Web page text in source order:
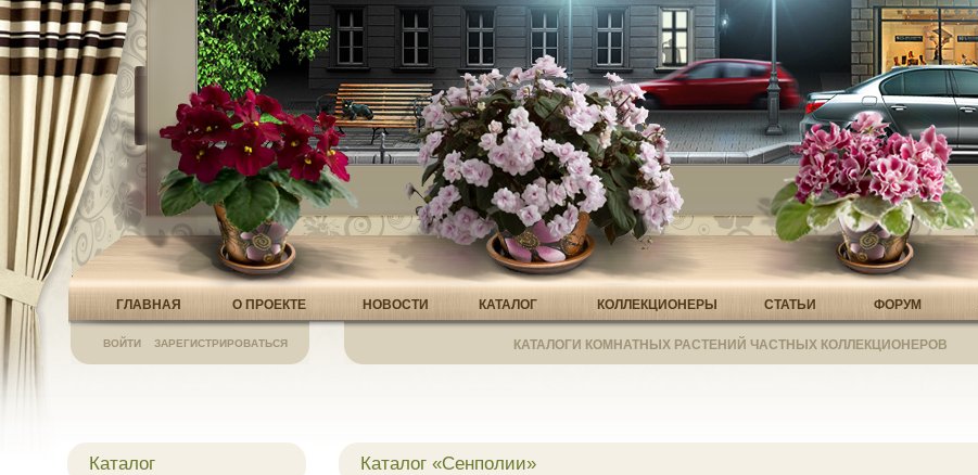
ВОЙТИ ЗАРЕГИСТРИРОВАТЬСЯ КАТАЛОГИ КОМНАТНЫХ РАСТЕНИЙ ЧАСТНЫХ КОЛЛЕКЦИОНЕРОВ
ГЛАВНАЯ О ПРОЕКТЕ НОВОСТИ КАТАЛОГ КОЛЛЕКЦИОНЕРЫ СТАТЬИ ФОРУМ
Каталог «Сенполии»
Каталог